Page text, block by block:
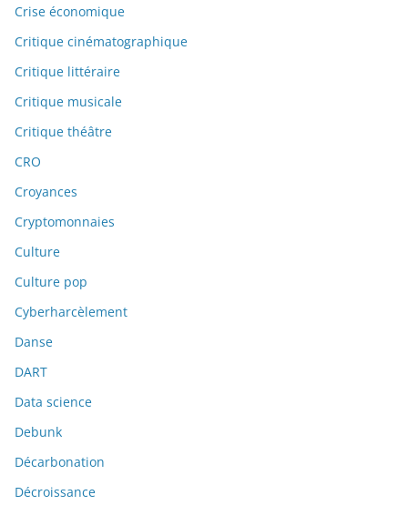
Crise économique
Critique cinématographique
Critique littéraire
Critique musicale
Critique théâtre
CRO
Croyances
Cryptomonnaies
Culture
Culture pop
Cyberharcèlement
Danse
DART
Data science
Debunk
Décarbonation
Décroissance